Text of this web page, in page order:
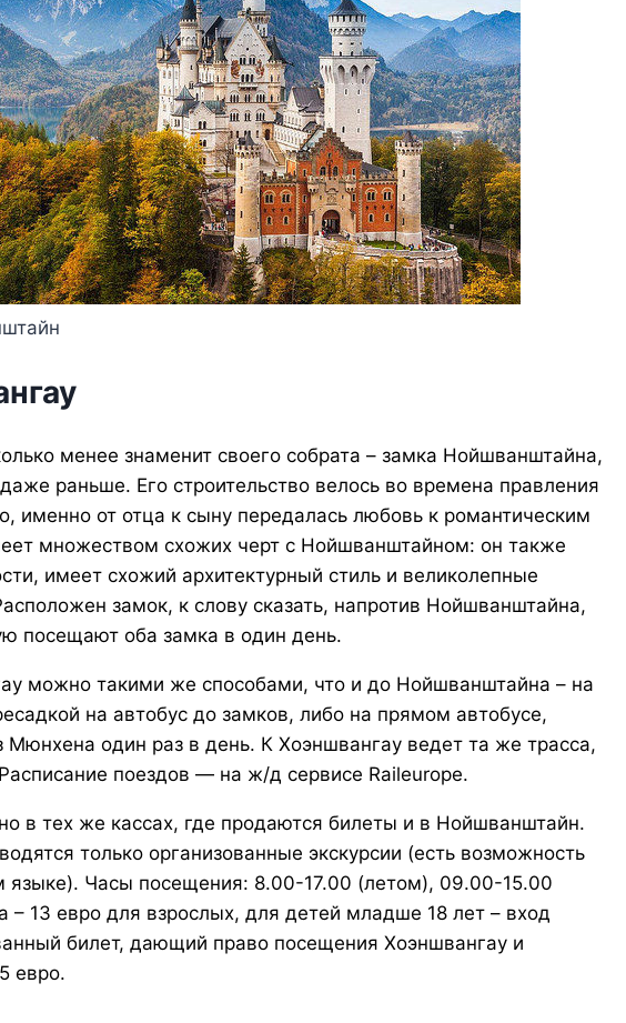
менее знаменит своего собрата – замка Нойшванштайна,
раньше. Его строительство велось во времена правления
именно от отца к сыну передалась любовь к романтическим
множеством схожих черт с Нойшванштайном: он также
имеет схожий архитектурный стиль и великолепные
замок, к слову сказать, напротив Нойшванштайна,
посещают оба замка в один день.
можно такими же способами, что и до Нойшванштайна – на
на автобус до замков, либо на прямом автобусе,
Мюнхена один раз в день. К Хоэншвангау ведет та же трасса,
поездов — на ж/д сервисе Raileurope.
в тех же кассах, где продаются билеты и в Нойшванштайн.
только организованные экскурсии (есть возможность
языке). Часы посещения: 8.00-17.00 (летом), 09.00-15.00
– 13 евро для взрослых, для детей младше 18 лет – вход
билет, дающий право посещения Хоэншвангау и
евро.